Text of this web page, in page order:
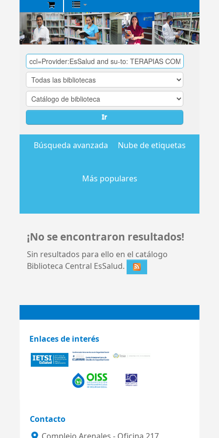
Biblioteca
Central
EsSalud
Ir
Búsqueda avanzada Nube de etiquetas
Más populares
¡No se encontraron resultados!
Sin resultados para ello en el catálogo
Biblioteca Central EsSalud.
Enlaces de interés
Contacto